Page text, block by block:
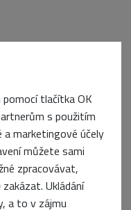
tlačítka OK
s použitím
marketingové účely
můžete sami
zpracovávat,
Ukládání
a to v zájmu
WebP
kteří si nechávají platit
jak zrychlit načítání
o technologiích, které
nevyužity. První